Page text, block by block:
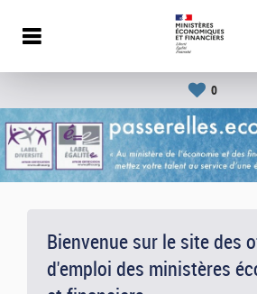
0
Bienvenue sur le site des
d'emploi des ministères